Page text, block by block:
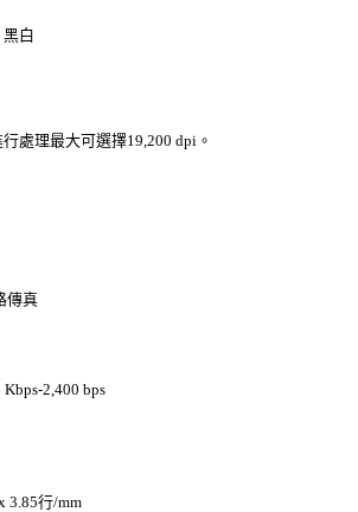
白
處理最大可選擇19,200 dpi。
傳真
2,400 bps
3.85行/mm